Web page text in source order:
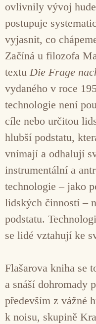
ovlivnily vývoj
postupuje
vyjasnit, co
Začíná u filozofa
textu Die Frage
vydaného v roce
technologie není
cíle nebo určitou
hlubší podstatu,
vnímají a odhalují
instrumentální a
technologie – jako
lidských činností –
podstatu.
se lidé vztahují ke
Flašarova kniha se
a snáší dohromady
především z vážné
k noisu, skupině